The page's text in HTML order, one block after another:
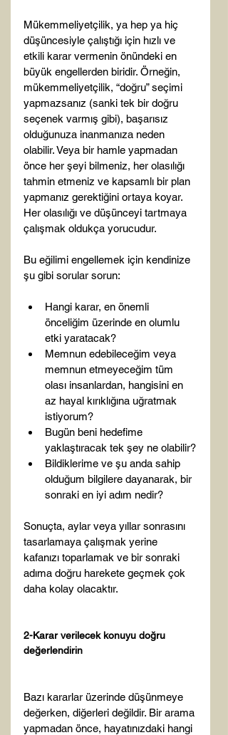
Mükemmeliyetçilik, ya hep ya hiç
düşüncesiyle çalıştığı için hızlı ve
etkili karar vermenin önündeki en
büyük engellerden biridir. Örneğin,
mükemmeliyetçilik, “doğru” seçimi
yapmazsanız (sanki tek bir doğru
seçenek varmış gibi), başarısız
olduğunuza inanmanıza neden
olabilir. Veya bir hamle yapmadan
önce her şeyi bilmeniz, her olasılığı
tahmin etmeniz ve kapsamlı bir plan
yapmanız gerektiğini ortaya koyar.
Her olasılığı ve düşünceyi tartmaya
çalışmak oldukça yorucudur.
Bu eğilimi engellemek için kendinize
Hangi karar, en önemli
önceliğim üzerinde en olumlu
etki yaratacak?
Memnun edebileceğim veya
memnun etmeyeceğim tüm
olası insanlardan, hangisini en
az hayal kırıklığına uğratmak
istiyorum?
Bugün beni hedefime
yaklaştıracak tek şey ne olabilir?
Bildiklerime ve şu anda sahip
olduğum bilgilere dayanarak, bir
sonraki en iyi adım nedir?
Sonuçta, aylar veya yıllar sonrasını
tasarlamaya çalışmak yerine
kafanızı toparlamak ve bir sonraki
adıma doğru harekete geçmek çok
daha kolay olacaktır.
2-Karar verilecek konuyu doğru
değerlendirin
Bazı kararlar üzerinde düşünmeye
değerken, diğerleri değildir. Bir arama
yapmadan önce, hayatınızdaki hangi